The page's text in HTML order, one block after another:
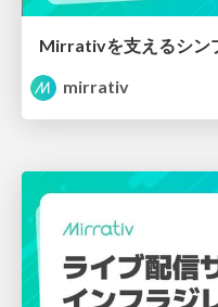
Mirrativを支えるシン
mirrativ